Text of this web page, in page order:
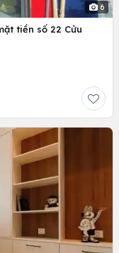
6
tiền số 22 Cửu